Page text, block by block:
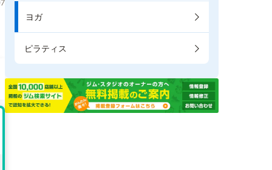
ヨガ
ピラティス